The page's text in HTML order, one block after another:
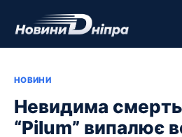
НОВИНИ
Невидима смерть
“Pilum” випалює